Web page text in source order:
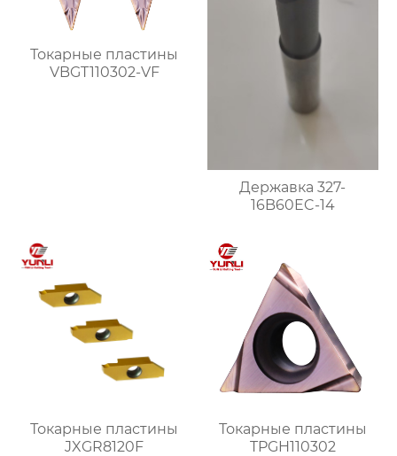
Токарные пластины
VBGT110302-VF
Державка 327-
16B60EC-14
Токарные пластины
JXGR8120F
Токарные пластины
TPGH110302